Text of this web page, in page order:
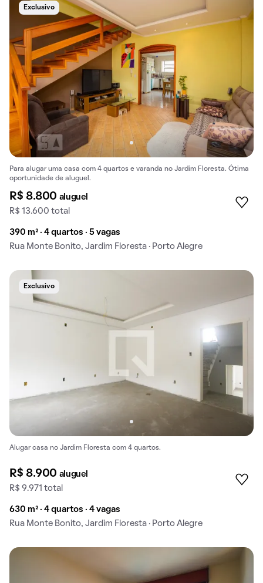
Exclusivo
Para alugar uma casa com 4 quartos e varanda no Jardim Floresta. Ótima
oportunidade de aluguel.
R$ 8.800 aluguel
R$ 13.600 total
390 m² · 4 quartos · 5 vagas
Rua Monte Bonito, Jardim Floresta · Porto Alegre
Exclusivo
Alugar casa no Jardim Floresta com 4 quartos.
R$ 8.900 aluguel
R$ 9.971 total
630 m² · 4 quartos · 4 vagas
Rua Monte Bonito, Jardim Floresta · Porto Alegre